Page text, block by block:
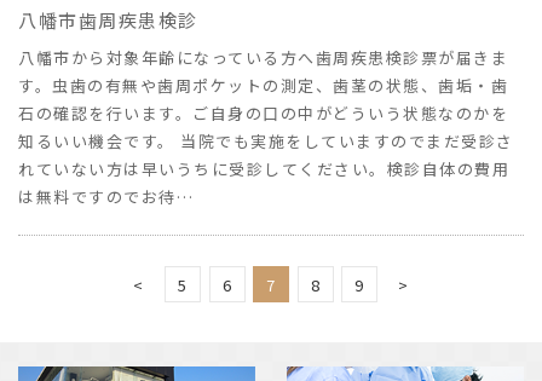
八幡市歯周疾患検診
八幡市から対象年齢になっている方へ歯周疾患検診票が届きま
す。虫歯の有無や歯周ポケットの測定、歯茎の状態、歯垢・歯
石の確認を行います。ご自身の口の中がどういう状態なのかを
知るいい機会です。 当院でも実施をしていますのでまだ受診さ
れていない方は早いうちに受診してください。検診自体の費用
は無料ですのでお待…
< 5 6 7 8 9 >